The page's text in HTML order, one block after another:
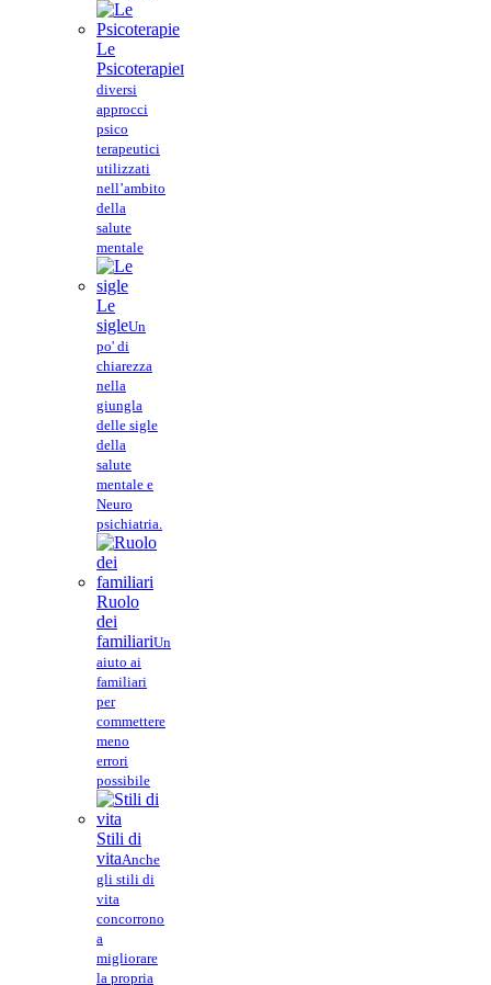
Le
PsicoterapieI
diversi
approcci
psico
terapeutici
utilizzati
nell’ambito
della
salute
mentale
Le
sigleUn
po' di
chiarezza
nella
giungla
delle sigle
della
salute
mentale e
Neuro
psichiatria.
Ruolo
dei
familiariUn
aiuto ai
familiari
per
commettere
meno
errori
possibile
Stili di
vitaAnche
gli stili di
vita
concorrono
a
migliorare
la propria